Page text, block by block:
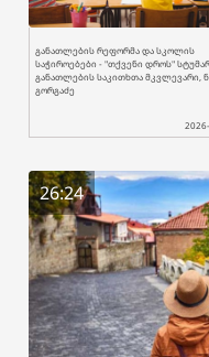
განათლების რეფორმა და სკოლის
საჭიროებები - "თქვენი დროს"
განათლების საკითხთა მკვლევარი,
გორგაძე
26:24